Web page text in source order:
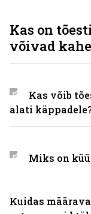
Kuidas
Kas on
võivad
Kas võib
alati
Miks on